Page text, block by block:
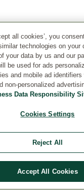
all cookies’, you
technologies on your
your data by us and our
be used for ads
and mobile ad
non-personalized
Data Responsibility
Cookies Settings
Reject All
Accept All Cookies